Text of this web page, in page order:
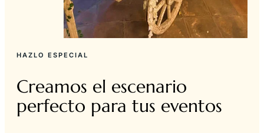
HAZLO ESPECIAL
Creamos el escenario
perfecto para tus eventos